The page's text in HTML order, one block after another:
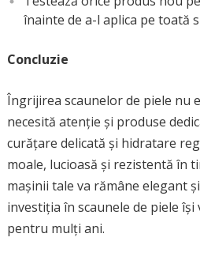
înainte de a-l aplica pe toată
Concluzie
Îngrijirea scaunelor de piele nu
necesită atenție și produse
curățare delicată și hidratare
moale, lucioasă și rezistentă în
mașinii tale va rămâne elegant
investiția în scaunele de piele își
pentru mulți ani.